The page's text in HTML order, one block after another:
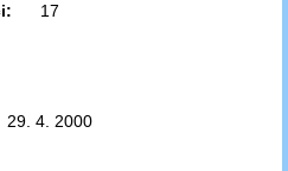
17
4. 2000